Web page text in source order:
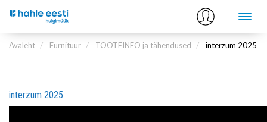
Avaleht Furnituur TOOTEINFO ja tähendused interzum 2025
interzum 2025